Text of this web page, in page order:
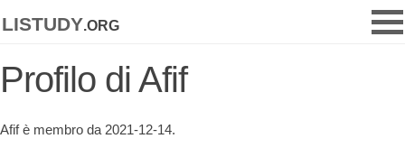
listudy.org
Profilo di Afif
Afif è membro da 2021-12-14.